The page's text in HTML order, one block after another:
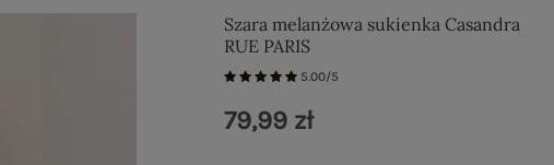
Szara melanżowa sukienka Casandra
RUE PARIS
5.00/5
79,99 zł